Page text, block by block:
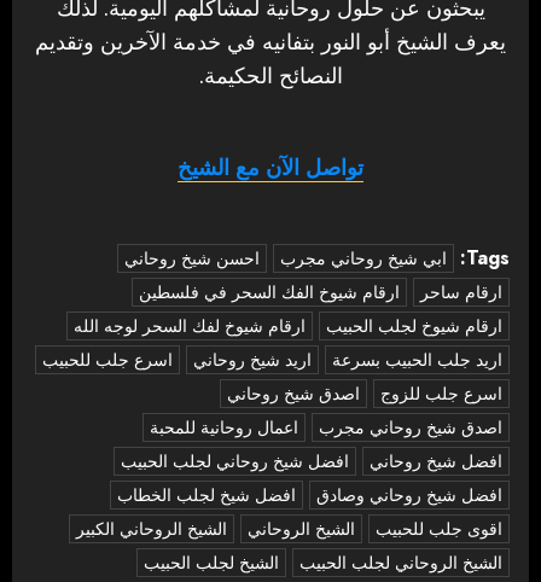
يبحثون عن حلول روحانية لمشاكلهم اليومية. لذلك
يعرف الشيخ أبو النور بتفانيه في خدمة الآخرين وتقديم
النصائح الحكيمة.
تواصل الآن مع الشيخ
Tags: ‏ابي شيخ روحاني مجرب
احسن شيخ روحاني
ارقام ساحر
ارقام شيوخ الفك السحر في فلسطين
ارقام شيوخ لجلب الحبيب
ارقام شيوخ لفك السحر لوجه الله
اريد جلب الحبيب بسرعة
اريد شيخ روحاني
اسرع جلب للحبيب
اسرع جلب للزوج
اصدق شيخ روحاني
اصدق شيخ روحاني مجرب
اعمال روحانية للمحبة
افضل شيخ روحاني
افضل شيخ روحاني لجلب الحبيب
افضل شيخ روحاني وصادق
افضل شيخ لجلب الخطاب
اقوى جلب للحبيب
الشيخ الروحاني
الشيخ الروحاني الكبير
الشيخ الروحاني لجلب الحبيب
الشيخ لجلب الحبيب